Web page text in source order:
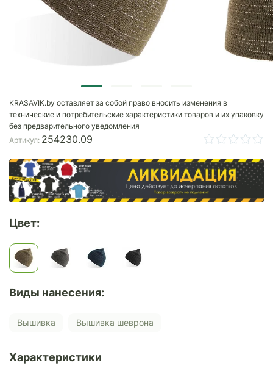
KRASAVIK.by оставляет за собой право вносить изменения в
технические и потребительские характеристики товаров и их упаковку
без предварительного уведомления
Артикул: 254230.09
Цвет:
Виды нанесения:
Вышивка Вышивка шеврона
Характеристики